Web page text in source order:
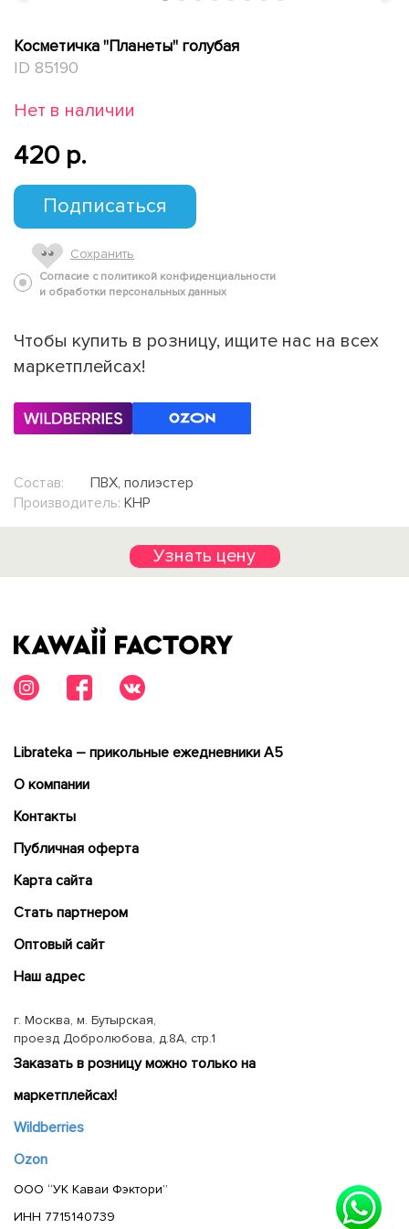
Косметичка "Планеты" голубая
ID 85190
Нет в наличии
420 p.
Подписаться
Сохранить
Согласие с политикой конфиденциальности
и обработки персональных данных
Чтобы купить в розницу, ищите нас на всех
маркетплейсах!
Состав:
ПВХ, полиэстер
Производитель: КНР
Узнать цену
Librateka – прикольные ежедневники А5
О компании
Контакты
Публичная оферта
Карта сайта
Cтать партнером
Оптовый сайт
Наш адрес
г. Москва, м. Бутырская,
проезд Добролюбова, д.8А, стр.1
Заказать в розницу можно только на
маркетплейсах!
Wildberries
Ozon
ООО “УК Каваи Фэктори”
ИНН 7715140739